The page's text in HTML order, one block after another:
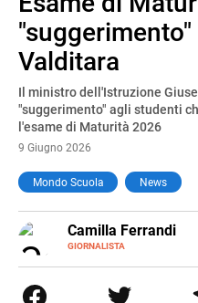
Valditara
Il ministro dell'Istruzione
"suggerimento" agli studenti
l'esame di Maturità 2026
9 Giugno 2026
Mondo Scuola News
Camilla Ferrandi
GIORNALISTA
E-
MAIL
LINKEDIN
di trasformare la